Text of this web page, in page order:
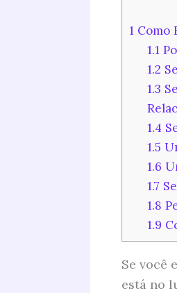
1 Como
1.1
1.2
1.3
1.4
1.5
1.6
1.7
1.8
1.9
Se você
está no